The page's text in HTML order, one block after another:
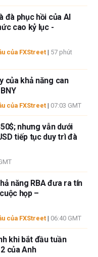
đà phục hồi của AI
cao kỷ lục -
của FXStreet | 57 phút
của khả năng can
của FXStreet | 07:03 GMT
nhưng vẫn dưới
tiếp tục duy trì đà
năng RBA đưa ra tín
họp –
của FXStreet | 06:40 GMT
khi bắt đầu tuần
của Anh